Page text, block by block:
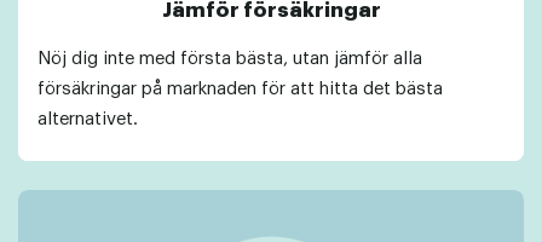
Jämför försäkringar
Nöj dig inte med första bästa, utan jämför alla
försäkringar på marknaden för att hitta det bästa
alternativet.